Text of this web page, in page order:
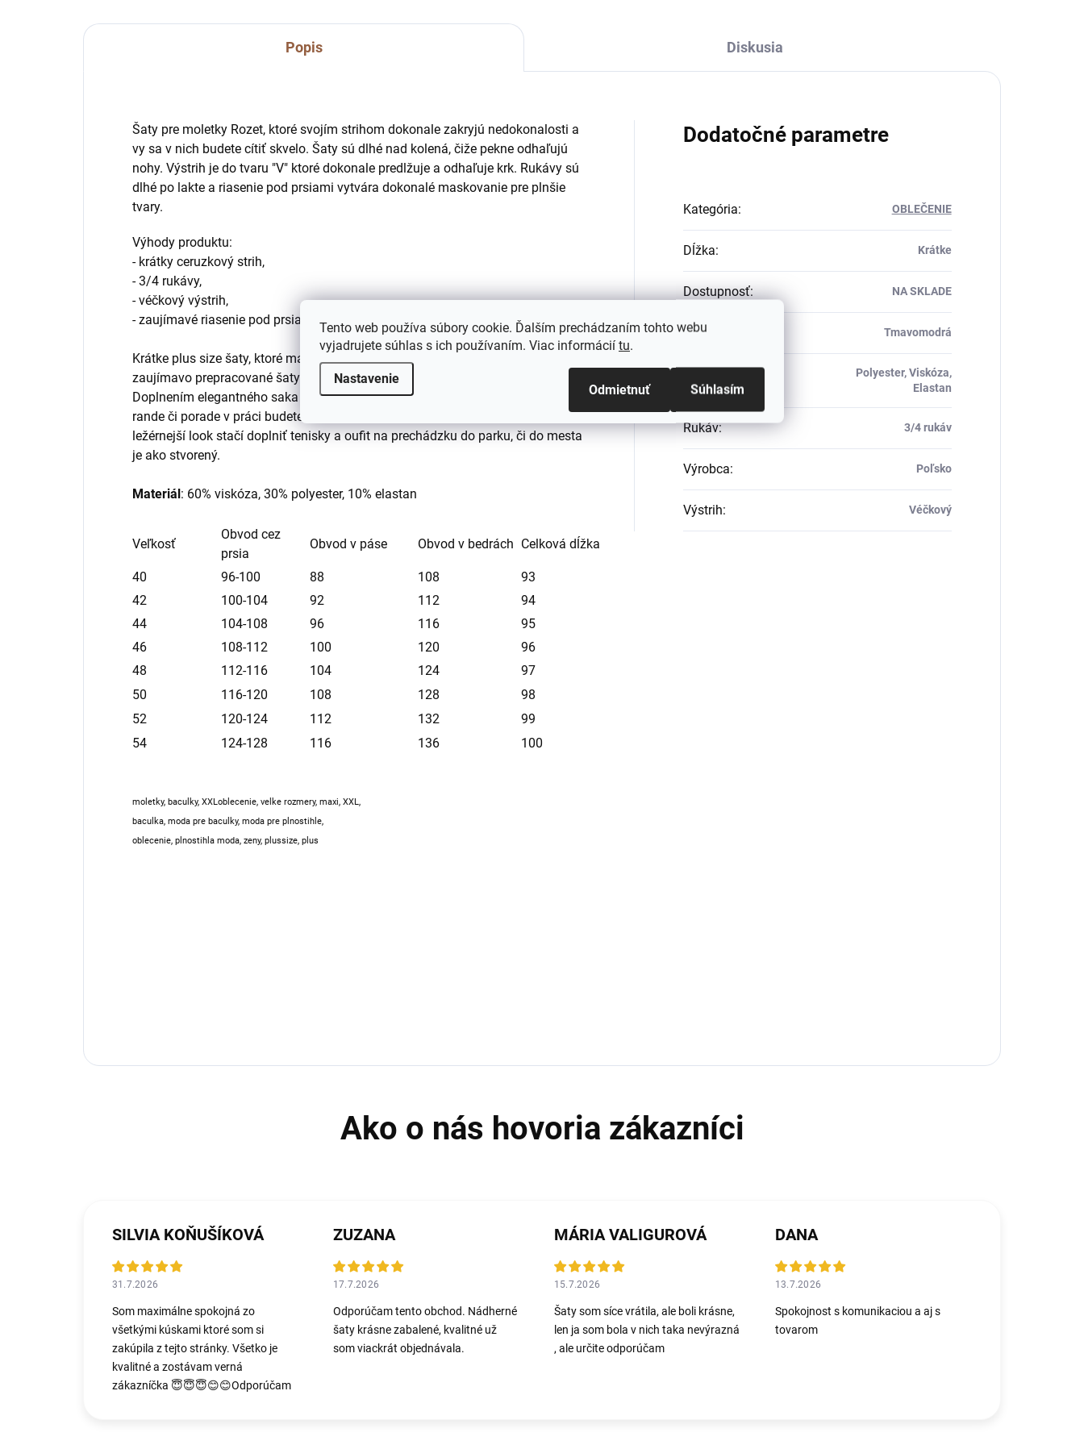
Tento web používa súbory cookie. Ďalším prechádzaním tohto webu
vyjadrujete súhlas s ich používaním. Viac informácií tu.
Nastavenie
Odmietnuť Súhlasím
Popis Diskusia
Šaty pre moletky Rozet, ktoré svojím strihom dokonale zakryjú nedokonalosti a
vy sa v nich budete cítiť skvelo. Šaty sú dlhé nad kolená, čiže pekne odhaľujú
nohy. Výstrih je do tvaru "V" ktoré dokonale predlžuje a odhaľuje krk. Rukávy sú
dlhé po lakte a riasenie pod prsiami vytvára dokonalé maskovanie pre plnšie
tvary.
Výhody produktu:
- krátky ceruzkový strih,
- 3/4 rukávy,
- véčkový výstrih,
- zaujímavé riasenie pod prsiami
Krátke plus size šaty, ktoré majú množstvo využití. Jednoduché no zároveň
zaujímavo prepracované šaty zaručia že sa v nich budete cítiť pohodlne.
Doplnením elegantného saka a lodičiek na vysokom opätku zaručíte že na
rande či porade v práci budete vyzerať elegantne sexy a sebavedomo. Pre
ležérnejší look stačí doplniť tenisky a oufit na prechádzku do parku, či do mesta
je ako stvorený.
Materiál: 60% viskóza, 30% polyester, 10% elastan
Veľkosť
Obvod cez
prsia
Obvod v páse Obvod v bedrách Celková dĺžka
40 96-100 88 108
93
42
100-104 92 112
94
44
104-108 96 116
95
46
108-112 100 120
96
48
112-116 104 124
97
50
116-120 108 128
98
52
120-124 112 132
99
54
124-128 116 136 100
moletky, baculky, XXLoblecenie, velke rozmery, maxi, XXL,
baculka, moda pre baculky, moda pre plnostihle,
oblecenie, plnostihla moda, zeny, plussize, plus
Dodatočné parametre
Kategória: OBLEČENIE
Dĺžka: Krátke
Dostupnosť: NA SKLADE
Farba Tmavomodrá
Polyester, Viskóza,
Elastan
Rukáv: 3/4 rukáv
Výrobca: Poľsko
Výstrih: Véčkový
SILVIA KOŇUŠÍKOVÁ
31.7.2026
Som maximálne spokojná zo
všetkými kúskami ktoré som si
zakúpila z tejto stránky. Všetko je
kvalitné a zostávam verná
zákazníčka 😇😇😇😊😊Odporúčam
ZUZANA
17.7.2026
Odporúčam tento obchod. Nádherné
šaty krásne zabalené, kvalitné už
som viackrát objednávala.
MÁRIA VALIGUROVÁ
15.7.2026
Šaty som síce vrátila, ale boli krásne,
len ja som bola v nich taka nevýrazná
, ale určite odporúčam
DANA
13.7.2026
Spokojnost s komunikaciou a aj s
tovarom